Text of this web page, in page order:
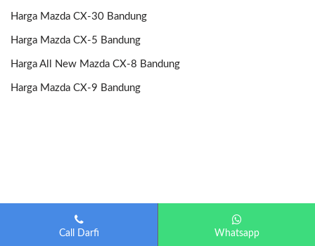
Harga Mazda CX-30 Bandung
Harga Mazda CX-5 Bandung
Harga All New Mazda CX-8 Bandung
Harga Mazda CX-9 Bandung
Mazda Bandung Otomotif-Bandung.com
Call Darfi Whatsapp